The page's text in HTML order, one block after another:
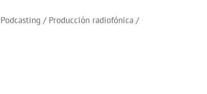
/ Producción radiofónica /